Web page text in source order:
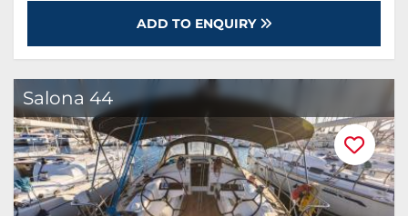
ADD TO ENQUIRY
Salona 44